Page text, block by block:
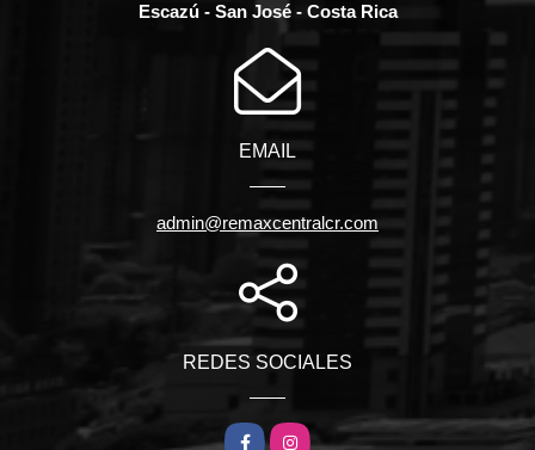
Escazú - San José - Costa Rica
EMAIL
admin@remaxcentralcr.com
REDES SOCIALES
FacebookInstagram